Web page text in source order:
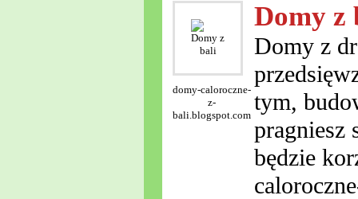
domy-caloroczne-
z-
bali.blogspot.com
Domy z
Domy z
tym,
pragniesz
będzie